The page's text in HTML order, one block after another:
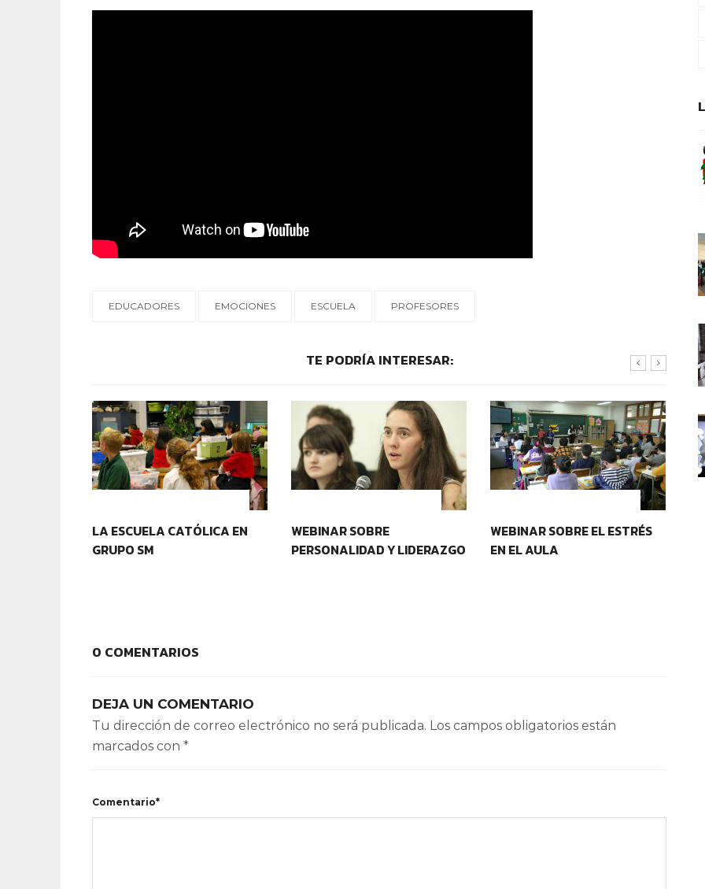
EDUCADORES EMOCIONES ESCUELA PROFESORES
TE PODRÍA INTERESAR:
LA ESCUELA CATÓLICA EN
GRUPO SM
WEBINAR SOBRE
PERSONALIDAD Y LIDERAZGO
WEBINAR SOBRE EL ESTRÉS
EN EL AULA
0 COMENTARIOS
DEJA UN COMENTARIO
Tu dirección de correo electrónico no será publicada. Los campos obligatorios están
marcados con *
Comentario*